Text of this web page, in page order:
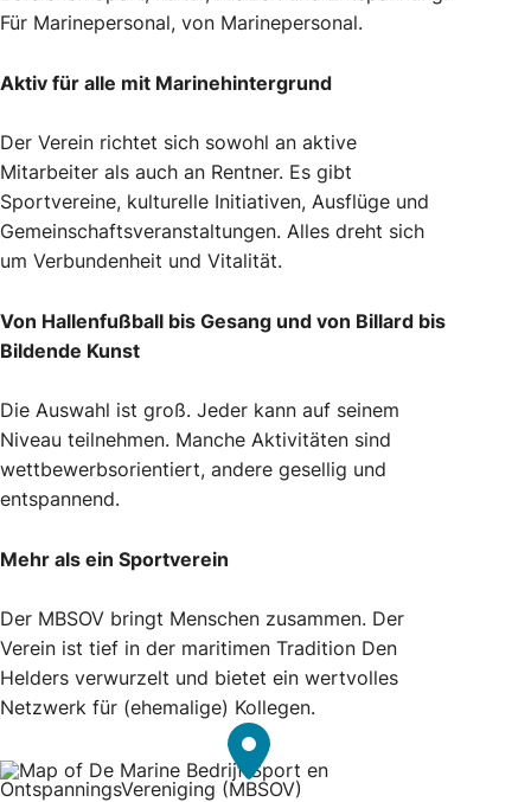
Für Marinepersonal, von Marinepersonal.
Aktiv für alle mit Marinehintergrund
Der Verein richtet sich sowohl an aktive
Mitarbeiter als auch an Rentner. Es gibt
Sportvereine, kulturelle Initiativen, Ausflüge und
Gemeinschaftsveranstaltungen. Alles dreht sich
um Verbundenheit und Vitalität.
Von Hallenfußball bis Gesang und von Billard bis
Bildende Kunst
Die Auswahl ist groß. Jeder kann auf seinem
Niveau teilnehmen. Manche Aktivitäten sind
wettbewerbsorientiert, andere gesellig und
entspannend.
Mehr als ein Sportverein
Der MBSOV bringt Menschen zusammen. Der
Verein ist tief in der maritimen Tradition Den
Helders verwurzelt und bietet ein wertvolles
Netzwerk für (ehemalige) Kollegen.